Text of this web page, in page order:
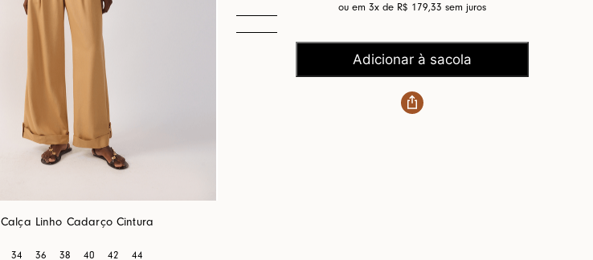
Calça Linho Cadarço Cintura
34 36 38 40 42 44
ou em 3x de R$ 179,33 sem juros
Adicionar à sacola